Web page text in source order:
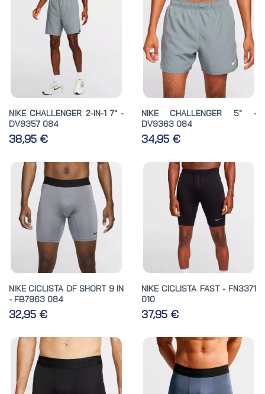
NIKE CHALLENGER 2-IN-1 7" -
DV9357 084
38,95 €
NIKE CHALLENGER 5" -
DV9363 084
34,95 €
NIKE CICLISTA DF SHORT 9 IN
- FB7963 084
32,95 €
NIKE CICLISTA FAST - FN3371
010
37,95 €